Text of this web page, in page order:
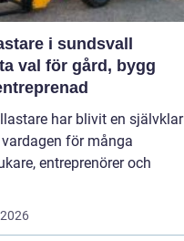
i sundsvall
val för gård, bygg
har blivit en självklar
för många
entreprenörer och